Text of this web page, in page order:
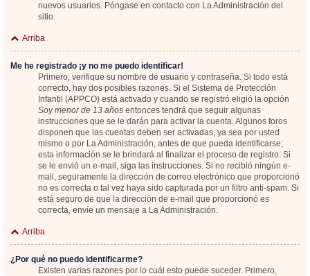
nuevos usuarios. Póngase en contacto con La Administración del
sitio.
Arriba
Me he registrado ¡y no me puedo identificar!
Primero, verifique su nombre de usuario y contraseña. Si todo está
correcto, hay dos posibles razones. Si el Sistema de Protección
Infantil (APPCO) está activado y cuando se registró eligió la opción
Soy menor de 13 años entonces tendrá que seguir algunas
instrucciones que se le darán para activar la cuenta. Algunos foros
disponen que las cuentas deben ser activadas, ya sea por usted
mismo o por La Administración, antes de que pueda identificarse;
esta información se le brindará al finalizar el proceso de registro. Si
se le envió un e-mail, siga las instrucciones. Si no recibió ningún e-
mail, seguramente la dirección de correo electrónico que proporcionó
no es correcta o tal vez haya sido capturada por un filtro anti-spam. Si
está seguro de que la dirección de e-mail que proporcionó es
correcta, envíe un mensaje a La Administración.
Arriba
¿Por qué no puedo identificarme?
Existen varias razones por lo cuál esto puede suceder. Primero,